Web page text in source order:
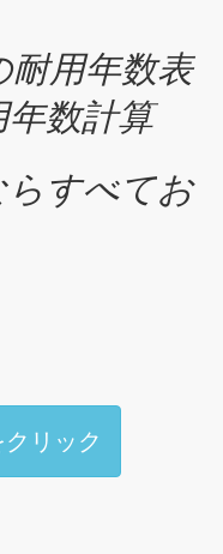
用年数表
数計算
すべてお
リック